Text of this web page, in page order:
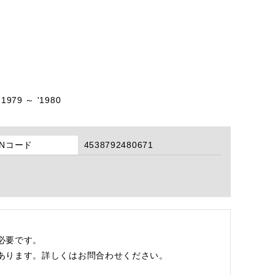
～ '1980
コード 4538792480671
です。
ます。詳しくはお問合わせください。